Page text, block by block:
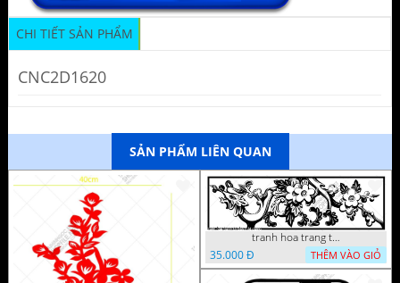
CHI TIẾT SẢN PHẨM
CNC2D1620
SẢN PHẨM LIÊN QUAN
tranh hoa trang tri dep mat
35.000 Đ
THÊM VÀO GIỎ